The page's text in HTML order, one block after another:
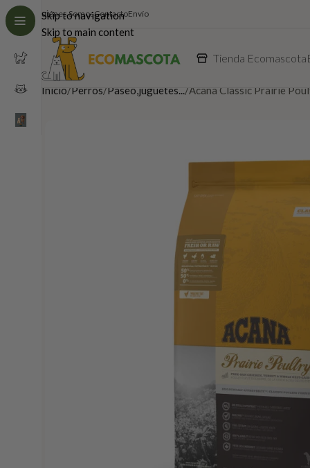
Skip to navigation
Skip to main content
Quiénes SomosContactoEnvío
Tienda Ecomascota
Inicio Perros Paseo,juguetes... Acana Classic Prairie